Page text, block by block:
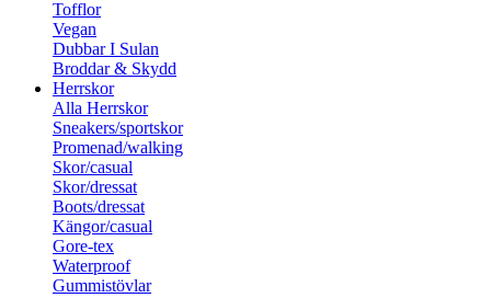
Tofflor
Vegan
Dubbar I Sulan
Broddar & Skydd
Herrskor
Alla Herrskor
Sneakers/sportskor
Promenad/walking
Skor/casual
Skor/dressat
Boots/dressat
Kängor/casual
Gore-tex
Waterproof
Gummistövlar